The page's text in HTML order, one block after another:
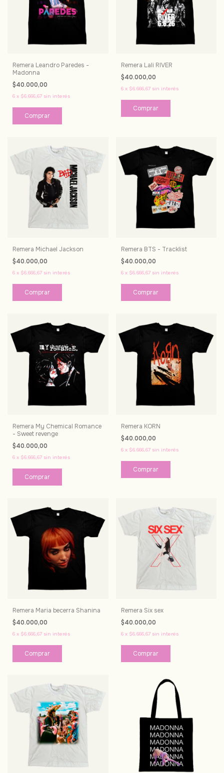
Remera Leandro Paredes -
Madonna
$40.000,00
6 x $6.666,67 sin interés
Comprar
Remera Lali RIVER
$40.000,00
6 x $6.666,67 sin interés
Comprar
Remera Michael Jackson
$40.000,00
6 x $6.666,67 sin interés
Comprar
Remera BTS - Tracklist
$40.000,00
6 x $6.666,67 sin interés
Comprar
Remera My Chemical Romance
- Sweet revenge
$40.000,00
6 x $6.666,67 sin interés
Comprar
Remera KORN
$40.000,00
6 x $6.666,67 sin interés
Comprar
Remera Maria becerra Shanina
$40.000,00
6 x $6.666,67 sin interés
Comprar
Remera Six sex
$40.000,00
6 x $6.666,67 sin interés
Comprar